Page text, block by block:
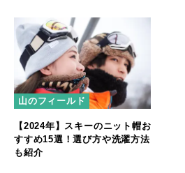
山のフィールド
【2024年】スキーのニット帽お
すすめ15選！選び方や洗濯方法
も紹介